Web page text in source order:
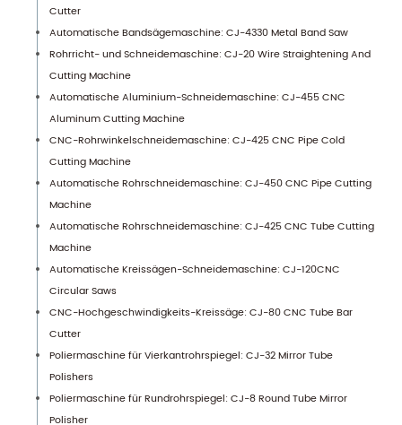
Cutter
Automatische Bandsägemaschine: CJ-4330 Metal Band Saw
Rohrricht- und Schneidemaschine: CJ-20 Wire Straightening And
Cutting Machine
Automatische Aluminium-Schneidemaschine: CJ-455 CNC
Aluminum Cutting Machine
CNC-Rohrwinkelschneidemaschine: CJ-425 CNC Pipe Cold
Cutting Machine
Automatische Rohrschneidemaschine: CJ-450 CNC Pipe Cutting
Machine
Automatische Rohrschneidemaschine: CJ-425 CNC Tube Cutting
Machine
Automatische Kreissägen-Schneidemaschine: CJ-120CNC
Circular Saws
CNC-Hochgeschwindigkeits-Kreissäge: CJ-80 CNC Tube Bar
Cutter
Poliermaschine für Vierkantrohrspiegel: CJ-32 Mirror Tube
Polishers
Poliermaschine für Rundrohrspiegel: CJ-8 Round Tube Mirror
Polisher